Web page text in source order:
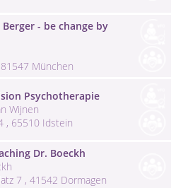
- be change by
München
Psychotherapie
Wijnen
, 65510 Idstein
Dr. Boeckh
7 , 41542 Dormagen